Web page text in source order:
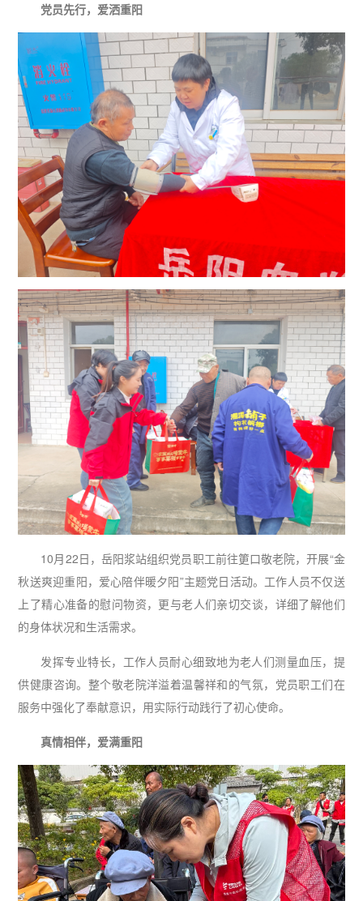
党员先行，爱洒重阳
10月22日，岳阳浆站组织党员职工前往筻口敬老院，开展“金
秋送爽迎重阳，爱心陪伴暖夕阳”主题党日活动。工作人员不仅送
上了精心准备的慰问物资，更与老人们亲切交谈，详细了解他们
的身体状况和生活需求。
发挥专业特长，工作人员耐心细致地为老人们测量血压，提
供健康咨询。整个敬老院洋溢着温馨祥和的气氛，党员职工们在
服务中强化了奉献意识，用实际行动践行了初心使命。
真情相伴，爱满重阳